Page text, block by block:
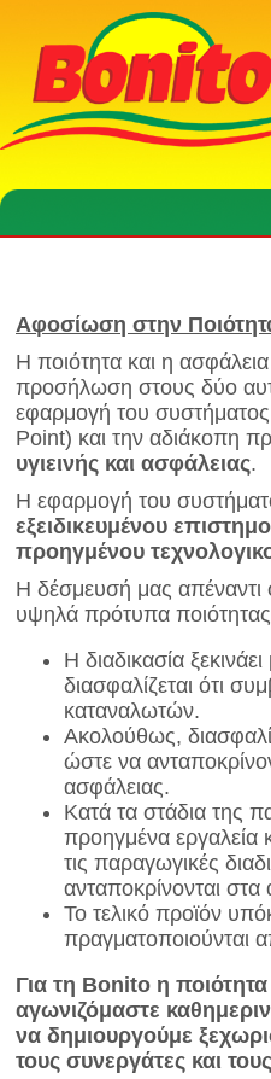
Αφοσίωση στην
Η ποιότητα και η
προσήλωση στους δύο
εφαρμογή του συστήματος
Point) και την αδιάκοπη
υγιεινής και ασφάλειας.
Η εφαρμογή του
εξειδικευμένου
προηγμένου
Η δέσμευσή μας απέναντι
υψηλά πρότυπα
Η διαδικασία
διασφαλίζεται ότι
καταναλωτών.
Ακολούθως,
ώστε να
ασφάλειας.
Κατά τα στάδια της
προηγμένα εργαλεία
τις παραγωγικές
ανταποκρίνονται
Το τελικό προϊόν
πραγματοποιούνται
Για τη Bonito η
αγωνιζόμαστε
να δημιουργούμε
τους συνεργάτες και